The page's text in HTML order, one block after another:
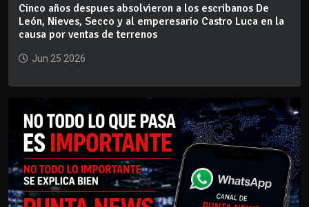
Cinco años despues absolvieron a los escribanos De
León, Nieves, Secco y al emperesario Castro Luca en la
causa por ventas de terrenos
Jun 25 2026